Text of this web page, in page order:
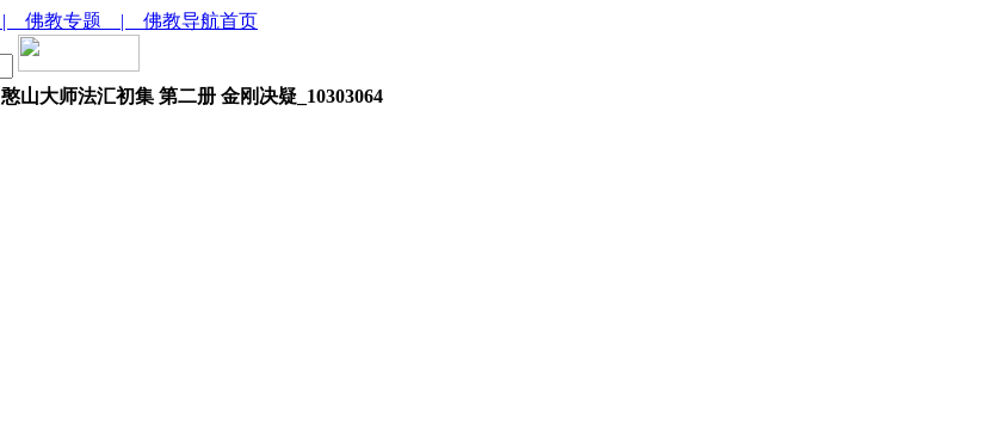
| 佛教专题 | 佛教导航首页
憨山大师法汇初集 第二册 金刚决疑_10303064